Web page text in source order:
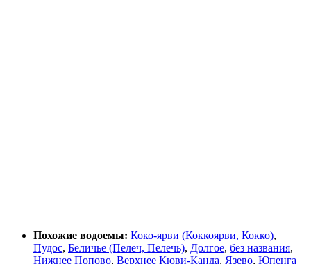
Похожие водоемы: Коко-ярви (Коккоярви, Кокко),
Пудос, Беличье (Пелеч, Пелечь), Долгое, без названия,
Нижнее Попово, Верхнее Кюви-Канда, Язево, Юпенга